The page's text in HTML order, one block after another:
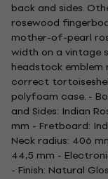
back and sides.
rosewood
mother-of-pearl
width on a vintage
headstock emblem
correct
polyfoam case. -
and Sides: Indian
mm - Fretboard:
Neck radius: 406
44,5 mm -
- Finish: Natural